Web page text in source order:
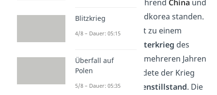
Süden militärisch, während China und
dieUdSSR
hinter Nordkorea standen.
So wurde der Konflikt zu einem
Stellvertreterkrieg des
Kalten Krieges. Nach mehreren Jahren
schwerer Kämpfe endete der Krieg
1953 mit einem
Waffenstillstand. Die
Blitzkrieg
4/8 – Dauer: 05:15
Überfall auf
Polen
5/8 – Dauer: 05:35